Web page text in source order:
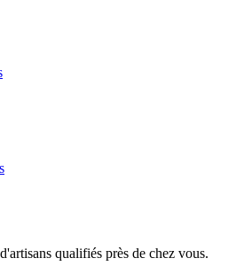
qualifiés près de chez vous.